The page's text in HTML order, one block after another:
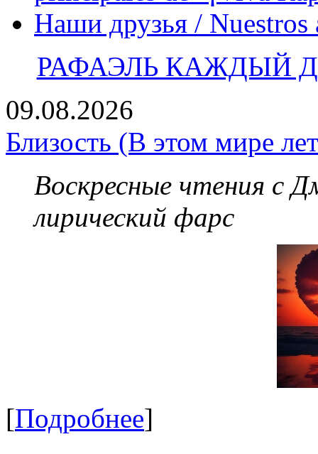
Наши друзья / Nuestros
РАФАЭЛЬ КАЖДЫЙ
09.08.2026
Близость (В этом мире
Воскресные чтения с
лирический фарс
[Подробнее]